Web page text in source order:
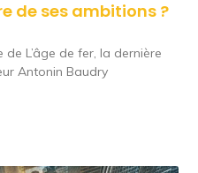
de ses ambitions ?
L’âge de fer, la dernière
Antonin Baudry